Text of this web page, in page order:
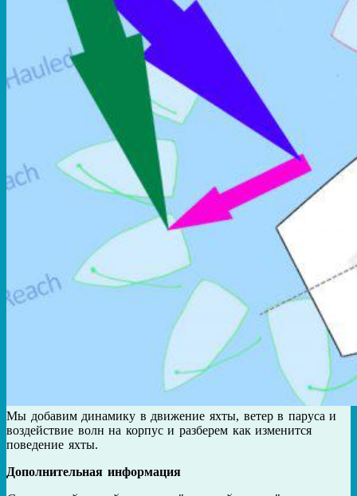
Мы добавим динамику в движение яхты, ветер в паруса и
воздействие волн на корпус и разберем как изменится
поведение яхты.
Дополнительная информация